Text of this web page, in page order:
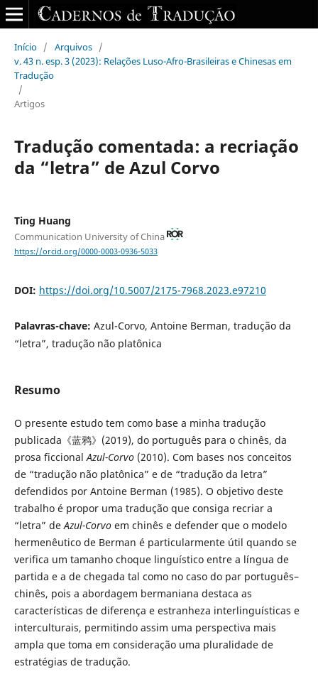
Início / Arquivos /
v. 43 n. esp. 3 (2023): Relações Luso-Afro-Brasileiras e Chinesas em
Tradução
/
Artigos
Tradução comentada: a recriação
da “letra” de Azul Corvo
Ting Huang
Communication University of China
https://orcid.org/0000-0003-0936-5033
DOI: https://doi.org/10.5007/2175-7968.2023.e97210
Palavras-chave: Azul-Corvo, Antoine Berman, tradução da
“letra”, tradução não platônica
Resumo
O presente estudo tem como base a minha tradução
publicada《蓝鸦》(2019), do português para o chinês, da
prosa ficcionalAzul-Corvo(2010). Com bases nos conceitos
de “tradução não platônica” e de “tradução da letra”
defendidos por Antoine Berman (1985). O objetivo deste
trabalho é propor uma tradução que consiga recriar a
“letra” deAzul-Corvoem chinês e defender que o modelo
hermenêutico de Berman é particularmente útil quando se
verifica um tamanho choque linguístico entre a língua de
partida e a de chegada tal como no caso do par português–
chinês, pois a abordagem bermaniana destaca as
características de diferença e estranheza interlinguísticas e
interculturais, permitindo assim uma perspectiva mais
ampla que toma em consideração uma pluralidade de
estratégias de tradução.